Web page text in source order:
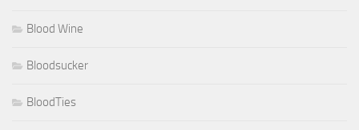
Blood Wine
Bloodsucker
BloodTies